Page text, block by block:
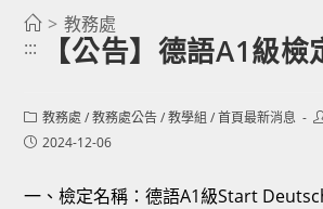
> 教務處
:::
【公告】德語A1級
Post
category:
教務處 / 教務處公告 / 教學組 / 首頁最新消息
Post2024-12-06
一、檢定名稱：德語A1級Start